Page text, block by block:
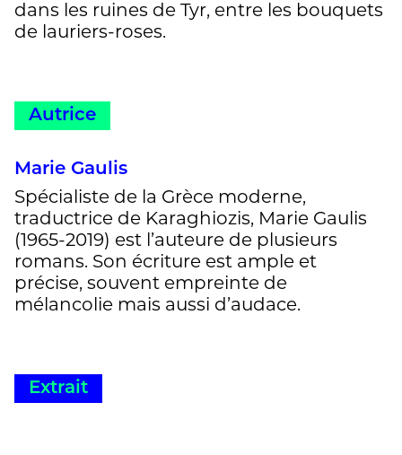
dans les ruines de Tyr, entre les bouquets
de lauriers-roses.
Autrice
Marie Gaulis
Spécialiste de la Grèce moderne,
traductrice de Karaghiozis, Marie Gaulis
(1965-2019) est l’auteure de plusieurs
romans. Son écriture est ample et
précise, souvent empreinte de
mélancolie mais aussi d’audace.
Extrait